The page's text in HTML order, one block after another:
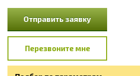
Отправить заявку
Перезвоните мне